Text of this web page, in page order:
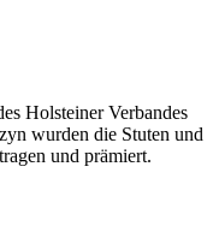
Holsteiner Verbandes
wurden die Stuten und
und prämiert.